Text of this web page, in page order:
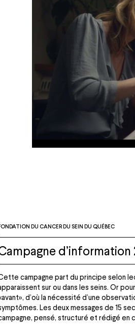
DU CANCER DU SEIN DU QUÉBEC
d’information
campagne part du principe selon
sur ou dans les seins. Or
d’où la nécessité d’une
Les deux messages de 15
pensé, structuré et rédigé en